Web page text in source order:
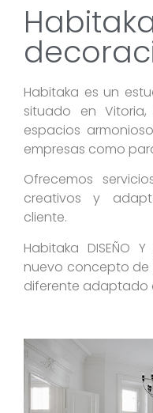
Habitaka es un
situado en
espacios
empresas como
Ofrecemos servicios
creativos y
cliente.
Habitaka DISEÑO
nuevo concepto de
diferente adaptado